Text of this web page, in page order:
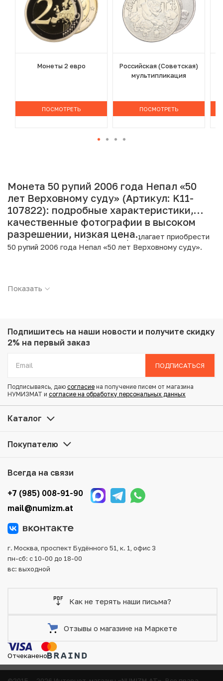
Монеты 2 евро
ПОСМОТРЕТЬ
Российская (Советская)
мультипликация
ПОСМОТРЕТЬ
Монета 50 рупий 2006 года Непал «50
лет Верховному суду» (Артикул: K11-
107822): подробные характеристики,
качественные фотографии в высоком
разрешении, низкая цена.
Интернет магазин «Нумизмат» предлагает приобрести
50 рупий 2006 года Непал «50 лет Верховному суду».
Страна: Непал
Вес: 8.6 г
Диаметр: 29 мм
Купить 50 рупий 2006 года Непал «50 лет Верховному
суду» по привлекательной цене можно в нашем
интернет-магазине — Вам достаточно оформить заказ
на сайте. Все монеты, представленные в каталоге,
Мы доставим Ваш заказ в любой регион России, кроме
оплаты и доставки заказа. Все отправления надежно и
тщательно упаковываются, что исключает возможность
повреждения во время доставки.
Показать
Подпишитесь на наши новости и получите скидку
2% на первый заказ
ПОДПИСАТЬСЯ
Подписываясь, даю согласие на получение писем от магазина
НУМИЗМАТ и согласие на обработку персональных данных
Каталог
Покупателю
Всегда на связи
+7 (985) 008-91-90
mail@numizm.at
г. Москва, проспект Будённого 51, к. 1, офис 3
пн-сб: с 10-00 до 18-00
вс: выходной
Как не терять наши письма?
Отзывы о магазине на Маркете
Отчеканено